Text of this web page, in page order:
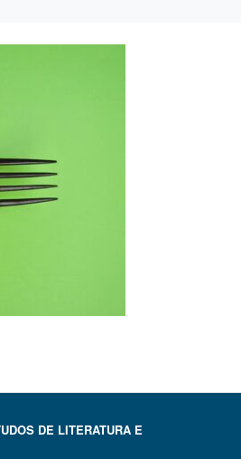
DE LITERATURA E